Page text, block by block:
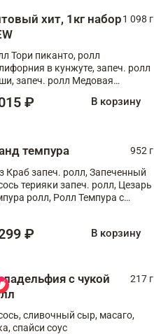
хит, 1кг набор1 098 г
Тори пиканто, ролл
в кунжуте, запеч. ролл
запеч. ролл Медовая
₽ В корзину
темпура
952 г
Краб запеч. ролл, Запеченный
терияки запеч. ролл, Цезарь
ролл, Ролл Темпура с
₽ В корзину
с чукой
217 г
сливочный сыр, масаго,
спайси соус